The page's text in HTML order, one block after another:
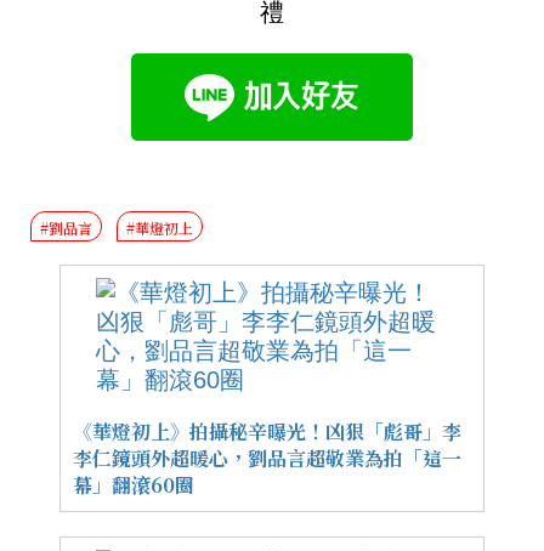
禮
#劉品言 #華燈初上
《華燈初上》拍攝秘辛曝光！凶狠「彪哥」李
李仁鏡頭外超暖心，劉品言超敬業為拍「這一
幕」翻滾60圈